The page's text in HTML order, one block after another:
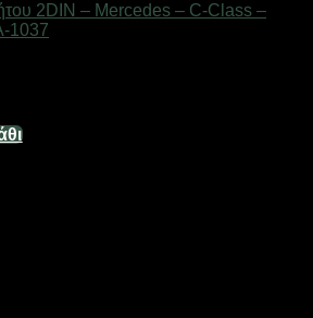
2DIN – Mercedes – C-Class –
1037